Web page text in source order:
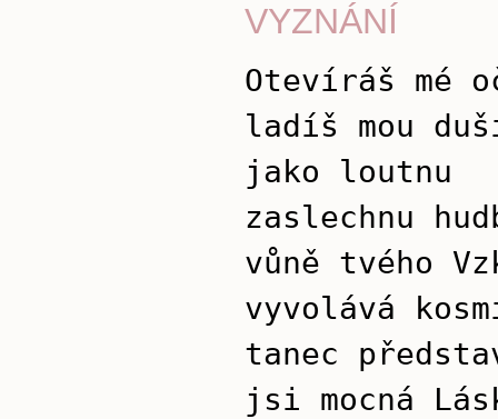
VYZNÁNÍ
Otevíráš mé
ladíš mou
jako loutnu
zaslechnu
vůně tvého
vyvolává
tanec
jsi mocná